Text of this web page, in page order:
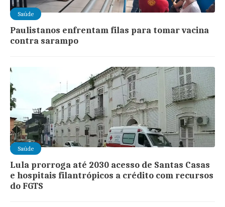
Saúde
Paulistanos enfrentam filas para tomar vacina
contra sarampo
Saúde
Lula prorroga até 2030 acesso de Santas Casas
e hospitais filantrópicos a crédito com recursos
do FGTS